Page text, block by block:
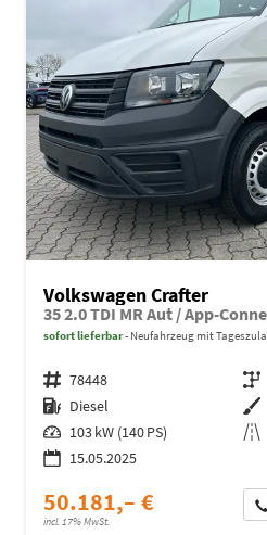
Volkswagen Crafter
35 2.0 TDI MR Aut / App-
sofort lieferbar Neufahrzeug mit
Fahrzeugnr. 78448 Getriebe
Kraftstoff Diesel Außenfarbe
Leistung 103 kW (140 PS) Kilometerstand
15.05.2025
50.181,– €
incl. 17% MwSt.